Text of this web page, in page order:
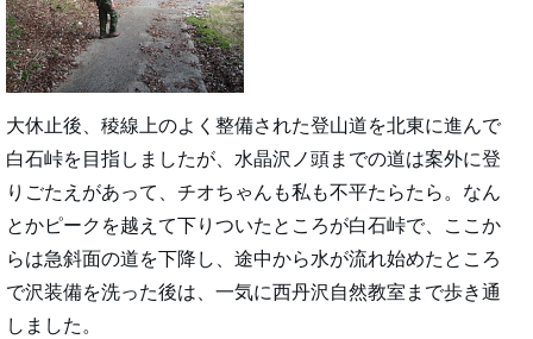
大休止後、稜線上のよく整備された登山道を北東に進んで
白石峠を目指しましたが、水晶沢ノ頭までの道は案外に登
りごたえがあって、チオちゃんも私も不平たらたら。なん
とかピークを越えて下りついたところが白石峠で、ここか
らは急斜面の道を下降し、途中から水が流れ始めたところ
で沢装備を洗った後は、一気に西丹沢自然教室まで歩き通
しました。